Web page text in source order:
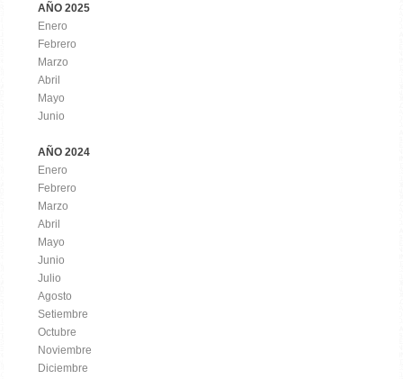
AÑO 2025
Enero
Febrero
Marzo
Abril
Mayo
Junio
AÑO 2024
Enero
Febrero
Marzo
Abril
Mayo
Junio
Julio
Agosto
Setiembre
Octubre
Noviembre
Diciembre